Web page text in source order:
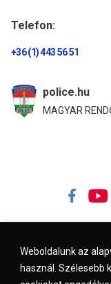
Weboldalunk az
használ. Szélesebb
Telefon:
+36 (1) 443 56 51
police.hu
MAGYAR
Impresszum